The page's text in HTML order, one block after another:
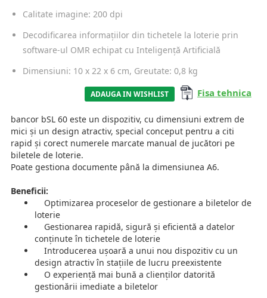
Calitate imagine: 200 dpi
Decodificarea informațiilor din tichetele la loterie prin
software-ul OMR echipat cu Inteligență Artificială
Dimensiuni: 10 x 22 x 6 cm, Greutate: 0,8 kg
ADAUGA IN WISHLIST Fisa tehnica
bancor bSL 60 este un dispozitiv, cu dimensiuni extrem de
mici și un design atractiv, special conceput pentru a citi
rapid și corect numerele marcate manual de jucători pe
biletele de loterie.
Poate gestiona documente până la dimensiunea A6.
Beneficii:
Optimizarea proceselor de gestionare a biletelor de
loterie
Gestionarea rapidă, sigură și eficientă a datelor
conținute în tichetele de loterie
Introducerea ușoară a unui nou dispozitiv cu un
design atractiv în stațiile de lucru preexistente
O experiență mai bună a clienților datorită
gestionării imediate a biletelor